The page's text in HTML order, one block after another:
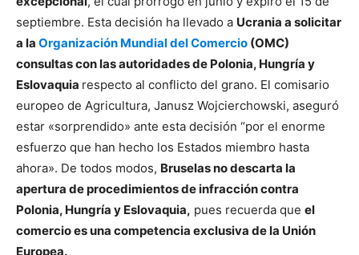
septiembre. Esta decisión ha llevado a Ucrania a solicitar
a la Organización Mundial del Comercio (OMC)
consultas con las autoridades de Polonia, Hungría y
Eslovaquia respecto al conflicto del grano. El comisario
europeo de Agricultura, Janusz Wojcierchowski, aseguró
estar «sorprendido» ante esta decisión “por el enorme
esfuerzo que han hecho los Estados miembro hasta
ahora». De todos modos, Bruselas no descarta la
apertura de procedimientos de infracción contra
Polonia, Hungría y Eslovaquia, pues recuerda que el
comercio es una competencia exclusiva de la Unión
Europea.